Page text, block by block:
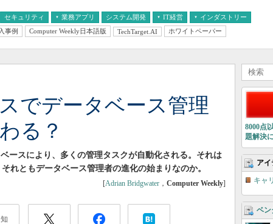
セキュリティ 業務アプリ システム開発 IT経営
経営とIT
インダストリー
医療IT
事例 Computer Weekly日本語版 TechTarget.AI ホワイトペーパー
でデータベース管理
る？
ースにより、多くの管理タスクが自動化される。それは
れともデータベース管理者の進化の始まりなのか。
[Adrian Bridgwater ， Computer Weekly]
8000点
題解決
ア
キャ
ベン